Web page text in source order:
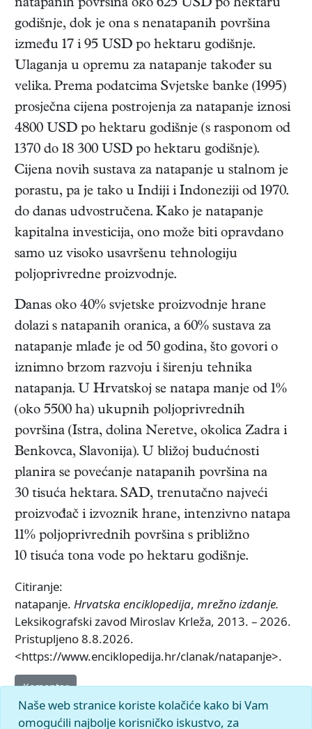
natapanih površina oko 625 USD po hektaru
godišnje, dok je ona s nenatapanih površina
između 17 i 95 USD po hektaru godišnje.
Ulaganja u opremu za natapanje također su
velika. Prema podatcima Svjetske banke (1995)
prosječna cijena postrojenja za natapanje iznosi
4800 USD po hektaru godišnje (s rasponom od
1370 do 18 300 USD po hektaru godišnje).
Cijena novih sustava za natapanje u stalnom je
porastu, pa je tako u Indiji i Indoneziji od 1970.
do danas udvostručena. Kako je natapanje
kapitalna investicija, ono može biti opravdano
samo uz visoko usavršenu tehnologiju
poljoprivredne proizvodnje.
Danas oko 40% svjetske proizvodnje hrane
dolazi s natapanih oranica, a 60% sustava za
natapanje mlađe je od 50 godina, što govori o
iznimno brzom razvoju i širenju tehnika
natapanja. U Hrvatskoj se natapa manje od 1%
(oko 5500 ha) ukupnih poljoprivrednih
površina (Istra, dolina Neretve, okolica Zadra i
Benkovca, Slavonija). U bližoj budućnosti
planira se povećanje natapanih površina na
30 tisuća hektara. SAD, trenutačno najveći
proizvođač i izvoznik hrane, intenzivno natapa
11% poljoprivrednih površina s približno
10 tisuća tona vode po hektaru godišnje.
Citiranje:
natapanje. Hrvatska enciklopedija, mrežno izdanje.
Leksikografski zavod Miroslav Krleža, 2013. – 2026.
Pristupljeno 8.8.2026.
<https://www.enciklopedija.hr/clanak/natapanje>.
Komentar
Naše web stranice koriste kolačiće kako bi Vam
omogućili najbolje korisničko iskustvo, za